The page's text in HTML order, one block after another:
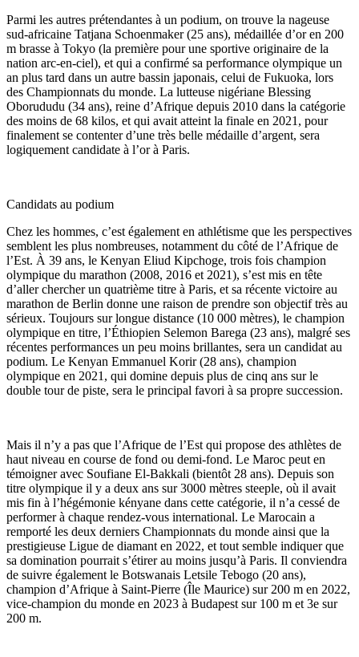
Parmi les autres prétendantes à un podium, on trouve la nageuse
sud-africaine Tatjana Schoenmaker (25 ans), médaillée d’or en 200
m brasse à Tokyo (la première pour une sportive originaire de la
nation arc-en-ciel), et qui a confirmé sa performance olympique un
an plus tard dans un autre bassin japonais, celui de Fukuoka, lors
des Championnats du monde. La lutteuse nigériane Blessing
Oborududu (34 ans), reine d’Afrique depuis 2010 dans la catégorie
des moins de 68 kilos, et qui avait atteint la finale en 2021, pour
finalement se contenter d’une très belle médaille d’argent, sera
logiquement candidate à l’or à Paris.
Candidats au podium
Chez les hommes, c’est également en athlétisme que les perspectives
semblent les plus nombreuses, notamment du côté de l’Afrique de
l’Est. À 39 ans, le Kenyan Eliud Kipchoge, trois fois champion
olympique du marathon (2008, 2016 et 2021), s’est mis en tête
d’aller chercher un quatrième titre à Paris, et sa récente victoire au
marathon de Berlin donne une raison de prendre son objectif très au
sérieux. Toujours sur longue distance (10 000 mètres), le champion
olympique en titre, l’Éthiopien Selemon Barega (23 ans), malgré ses
récentes performances un peu moins brillantes, sera un candidat au
podium. Le Kenyan Emmanuel Korir (28 ans), champion
olympique en 2021, qui domine depuis plus de cinq ans sur le
double tour de piste, sera le principal favori à sa propre succession.
Mais il n’y a pas que l’Afrique de l’Est qui propose des athlètes de
haut niveau en course de fond ou demi-fond. Le Maroc peut en
témoigner avec Soufiane El-Bakkali (bientôt 28 ans). Depuis son
titre olympique il y a deux ans sur 3000 mètres steeple, où il avait
mis fin à l’hégémonie kényane dans cette catégorie, il n’a cessé de
performer à chaque rendez-vous international. Le Marocain a
remporté les deux derniers Championnats du monde ainsi que la
prestigieuse Ligue de diamant en 2022, et tout semble indiquer que
sa domination pourrait s’étirer au moins jusqu’à Paris. Il conviendra
de suivre également le Botswanais Letsile Tebogo (20 ans),
champion d’Afrique à Saint-Pierre (Île Maurice) sur 200 m en 2022,
vice-champion du monde en 2023 à Budapest sur 100 m et 3e sur
200 m.